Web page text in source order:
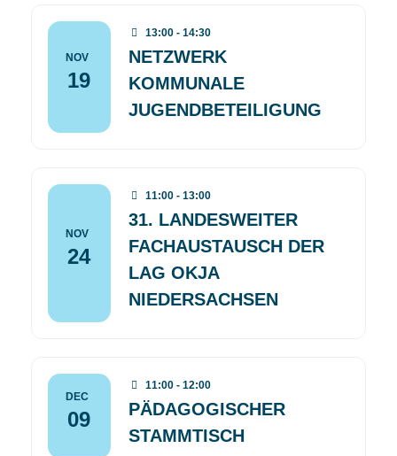
NOV
19
13:00 - 14:30
NETZWERK
KOMMUNALE
JUGENDBETEILIGUNG
NOV
24
11:00 - 13:00
31. LANDESWEITER
FACHAUSTAUSCH DER
LAG OKJA
NIEDERSACHSEN
DEC
09
11:00 - 12:00
PÄDAGOGISCHER
STAMMTISCH